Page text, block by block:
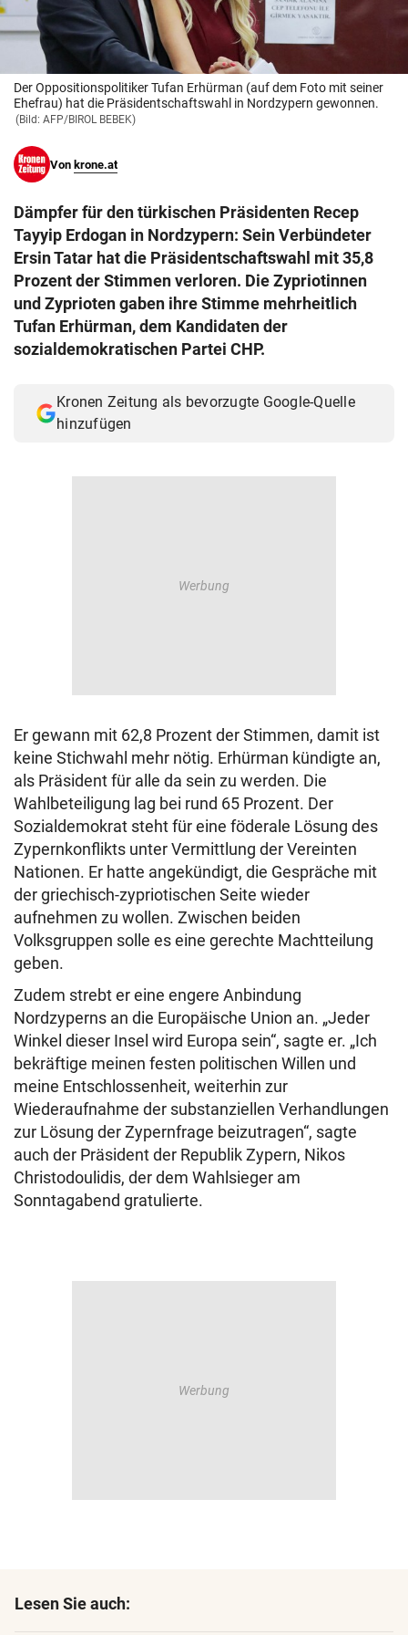
© Krone Multimedia GmbH & Co KG 2026
Muthgasse 2, 1190 Wien
Der Oppositionspolitiker Tufan Erhürman (auf dem Foto mit seiner
Ehefrau) hat die Präsidentschaftswahl in Nordzypern gewonnen.
(Bild: AFP/BIROL BEBEK)
Von krone.at
Dämpfer für den türkischen Präsidenten Recep
Tayyip Erdogan in Nordzypern: Sein Verbündeter
Ersin Tatar hat die Präsidentschaftswahl mit 35,8
Prozent der Stimmen verloren. Die Zypriotinnen
und Zyprioten gaben ihre Stimme mehrheitlich
Tufan Erhürman, dem Kandidaten der
sozialdemokratischen Partei CHP.
Kronen Zeitung als bevorzugte Google-Quelle
hinzufügen
Er gewann mit 62,8 Prozent der Stimmen, damit ist
keine Stichwahl mehr nötig. Erhürman kündigte an,
als Präsident für alle da sein zu werden. Die
Wahlbeteiligung lag bei rund 65 Prozent. Der
Sozialdemokrat steht für eine föderale Lösung des
Zypernkonflikts unter Vermittlung der Vereinten
Nationen. Er hatte angekündigt, die Gespräche mit
der griechisch-zypriotischen Seite wieder
aufnehmen zu wollen. Zwischen beiden
Volksgruppen solle es eine gerechte Machtteilung
geben.
Zudem strebt er eine engere Anbindung
Nordzyperns an die Europäische Union an. „Jeder
Winkel dieser Insel wird Europa sein“, sagte er. „Ich
bekräftige meinen festen politischen Willen und
meine Entschlossenheit, weiterhin zur
Wiederaufnahme der substanziellen Verhandlungen
zur Lösung der Zypernfrage beizutragen“, sagte
auch der Präsident der Republik Zypern, Nikos
Christodoulidis, der dem Wahlsieger am
Sonntagabend gratulierte.
Lesen Sie auch: